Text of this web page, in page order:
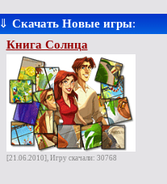
⇓ Скачать Новые игры:
Книга Солнца
[21.06.2010], Игру скачали: 30768